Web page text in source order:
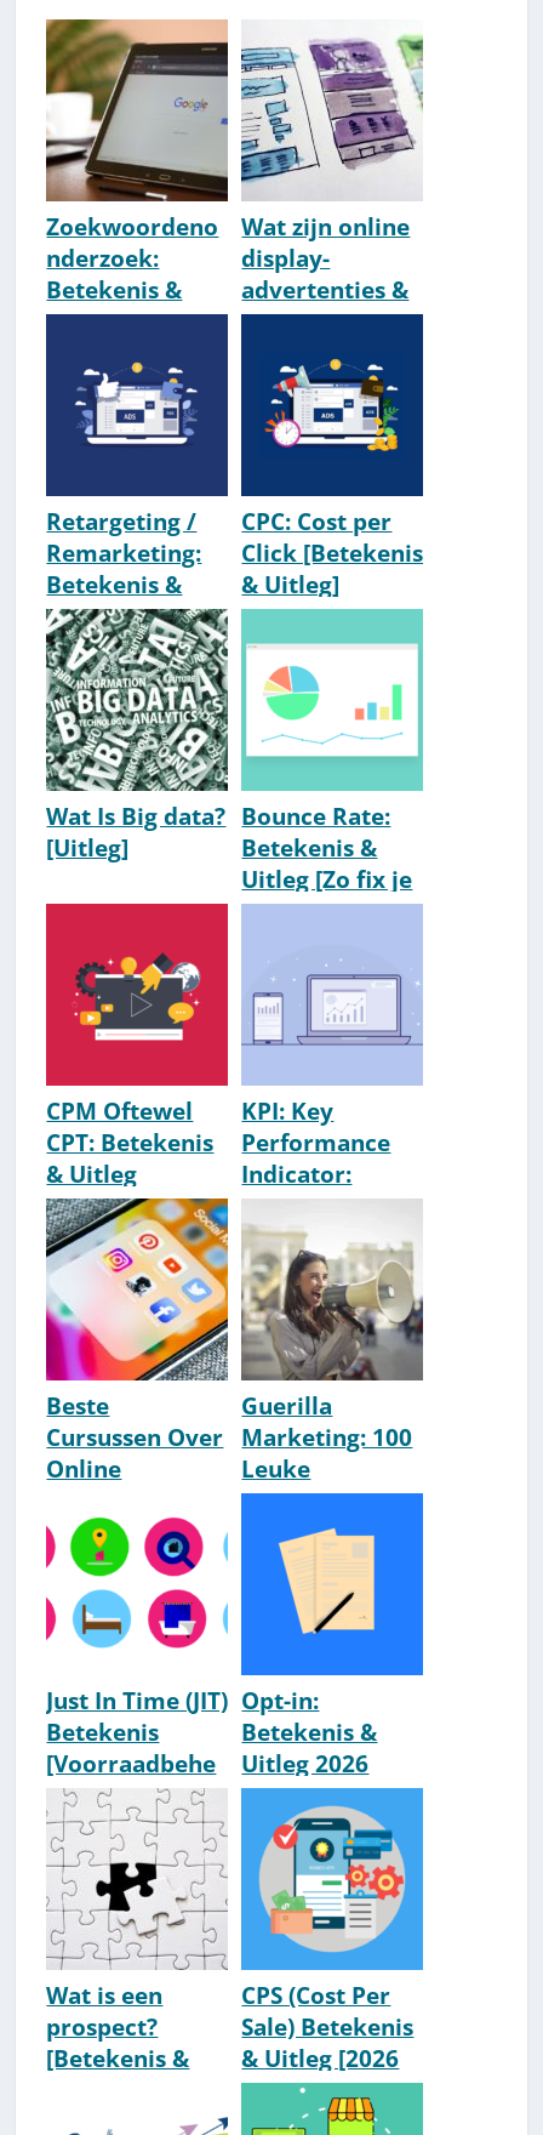
Zoekwoordeno
nderzoek:
Betekenis &
Hoe? [Beste
Voorbeelden]
Wat zijn online
display-
advertenties &
wat zijn de
voordelen?
[Uitleg]
Retargeting /
Remarketing:
Betekenis &
Uitleg
CPC: Cost per
Click [Betekenis
& Uitleg]
Wat Is Big data?
[Uitleg]
Bounce Rate:
Betekenis &
Uitleg [Zo fix je
een hoge
CPM Oftewel
CPT: Betekenis
& Uitleg
KPI: Key
Performance
Indicator:
Betekenis &
Uitleg
Beste
Cursussen Over
Online
[Facebook,
Insta, Google,
Etc.]
Guerilla
Marketing: 100
Leuke
Voorbeelden
Die Werken!
Just In Time (JIT)
Betekenis
[Voorraadbehe
er] [Term Uit De
Logistiek]
Opt-in:
Betekenis &
Uitleg 2026
Wat is een
prospect?
[Betekenis &
CPS (Cost Per
Sale) Betekenis
& Uitleg [2026
Update]